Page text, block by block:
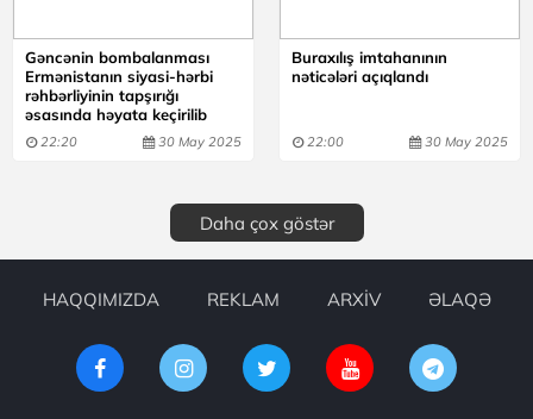
Gəncənin bombalanması
Ermənistanın siyasi-hərbi
rəhbərliyinin tapşırığı
əsasında həyata keçirilib
22:20 30 May 2025
Buraxılış imtahanının
nəticələri açıqlandı
22:00 30 May 2025
Daha çox göstər
HAQQIMIZDA REKLAM ARXİV ƏLAQƏ